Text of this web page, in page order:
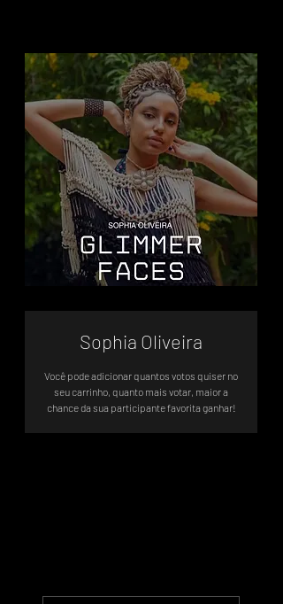
Sophia Oliveira
Você pode adicionar quantos votos quiser no
seu carrinho, quanto mais votar, maior a
chance da sua participante favorita ganhar!